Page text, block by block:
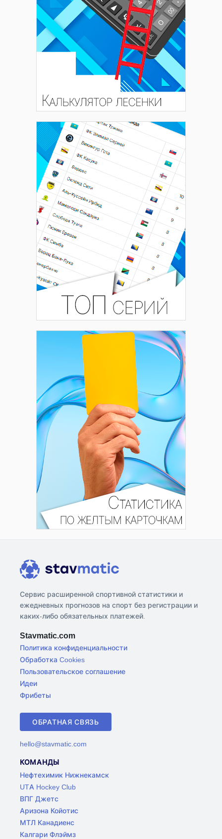
Сервис расширенной спортивной статистики и
ежедневных прогнозов на спорт без регистрации и
каких-либо обязательных платежей.
Stavmatic.com
Политика конфиденциальности
Обработка Cookies
Пользовательское соглашение
Идеи
Фрибеты
ОБРАТНАЯ СВЯЗЬ
hello@stavmatic.com
КОМАНДЫ
Нефтехимик Нижнекамск
UTA Hockey Club
ВПГ Джетс
Аризона Койотис
МТЛ Канадиенс
Калгари Флэймз